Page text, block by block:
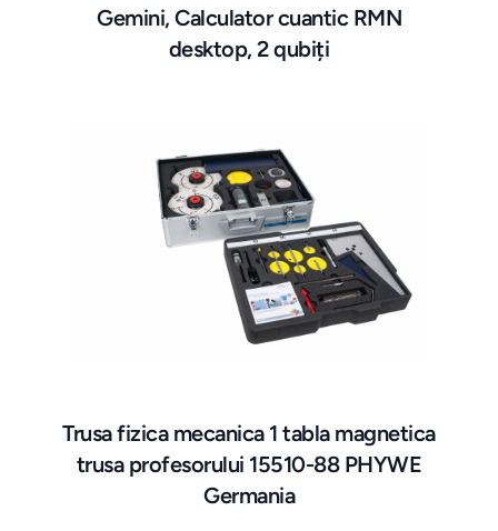
Gemini, Calculator cuantic RMN
desktop, 2 qubiți
Trusa fizica mecanica 1 tabla magnetica
trusa profesorului 15510-88 PHYWE
Germania